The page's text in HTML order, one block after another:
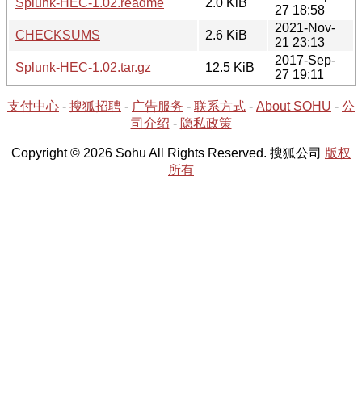
27 18:58
CHECKSUMS
2.6 KiB
2021-Nov-
21 23:13
Splunk-HEC-1.02.tar.gz
12.5 KiB
2017-Sep-
27 19:11
支付中心 - 搜狐招聘 - 广告服务 - 联系方式 - About SOHU - 公
司介绍 - 隐私政策
Copyright © 2026 Sohu All Rights Reserved. 搜狐公司 版权
所有